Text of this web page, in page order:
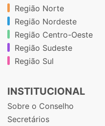
Região Norte
Região Nordeste
Região Centro-Oeste
Região Sudeste
Região Sul
INSTITUCIONAL
Sobre o Conselho
Secretários